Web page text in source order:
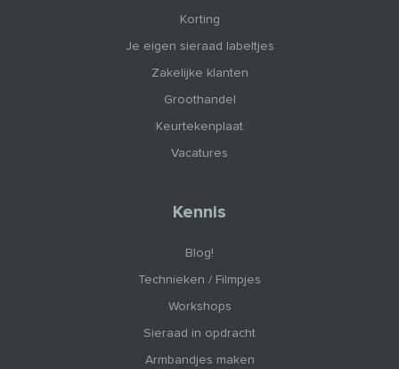
Korting
Je eigen sieraad labeltjes
Zakelijke klanten
Groothandel
Keurtekenplaat
Vacatures
Kennis
Blog!
Technieken / Filmpjes
Workshops
Sieraad in opdracht
Armbandjes maken